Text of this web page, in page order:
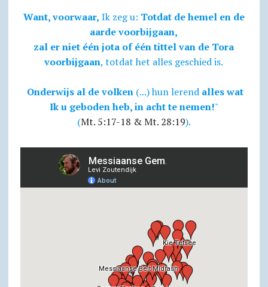
Want, voorwaar, Ik zeg u: Totdat de hemel en de
aarde voorbijgaan,
zal er niet één jota of één tittel van de Tora
voorbijgaan, totdat het alles geschied is.
Onderwijs al de volken(...) hun lerend alles wat
Ik u geboden heb, in acht te nemen!"
(Mt. 5:17-18 & Mt. 28:19).